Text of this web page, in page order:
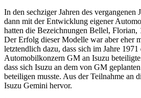
In den sechziger Jahren des vergangenen
dann mit der Entwicklung eigener
hatten die Bezeichnungen Bellel, Florian,
Der Erfolg dieser Modelle war aber eher
letztendlich dazu, dass sich im Jahre
Automobilkonzern GM an Isuzu
dass sich Isuzu an dem von GM
beteiligen musste. Aus der Teilnahme an
Isuzu Gemini hervor.